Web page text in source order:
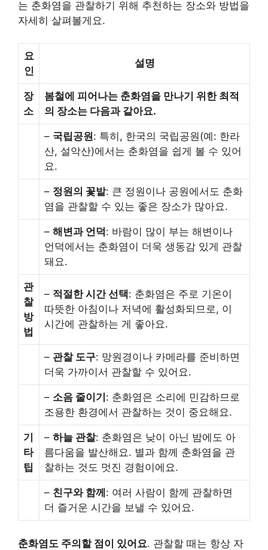
는 춘화염을 관찰하기 위해 추천하는 장소와 방법을
자세히 살펴볼게요.
요
인
설명
장
소
봄철에 피어나는 춘화염을 만나기 위한 최적
의 장소는 다음과 같아요.
– 국립공원: 특히, 한국의 국립공원(예: 한라
산, 설악산)에서는 춘화염을 쉽게 볼 수 있어
요.
– 정원의 꽃밭: 큰 정원이나 공원에서도 춘화
염을 관찰할 수 있는 좋은 장소가 많아요.
– 해변과 언덕: 바람이 많이 부는 해변이나
언덕에서는 춘화염이 더욱 생동감 있게 관찰
돼요.
관
찰
방
법
– 적절한 시간 선택: 춘화염은 주로 기온이
따뜻한 아침이나 저녁에 활성화되므로, 이
시간에 관찰하는 게 좋아요.
– 관찰 도구: 망원경이나 카메라를 준비하면
더욱 가까이서 관찰할 수 있어요.
– 소음 줄이기 : 춘화염은 소리에 민감하므로
조용한 환경에서 관찰하는 것이 중요해요.
기
타
팁
– 하늘 관찰: 춘화염은 낮이 아닌 밤에도 아
름다움을 발산해요. 별과 함께 춘화염을 관
찰하는 것도 멋진 경험이에요.
– 친구와 함께 : 여러 사람이 함께 관찰하면
더 즐거운 시간을 보낼 수 있어요.
춘화염도 주의할 점이 있어요. 관찰할 때는 항상 자